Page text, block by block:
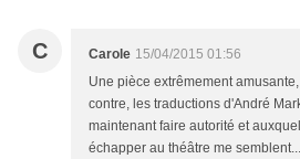
C Carole 15/04/2015 01:56
Une pièce extrêmement
contre, les traductions d'André
maintenant faire autorité et
échapper au théâtre me